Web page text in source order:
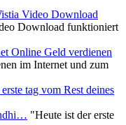
Video Download
Download funktioniert
Online Geld verdienen
im Internet und zum
"Heute ist der erste